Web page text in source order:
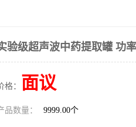
验级超声波中药提取罐 功
格： 面议
品数量： 9999.00个